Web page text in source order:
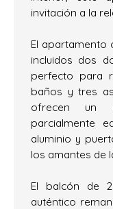
invitación a la
El apartamento
incluidos dos
perfecto para
baños y tres
ofrecen un
parcialmente
aluminio y
los amantes de
El balcón de
auténtico